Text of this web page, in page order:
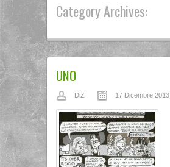
Category Archives:
UNO
DiZ 17 Dicembre 2013